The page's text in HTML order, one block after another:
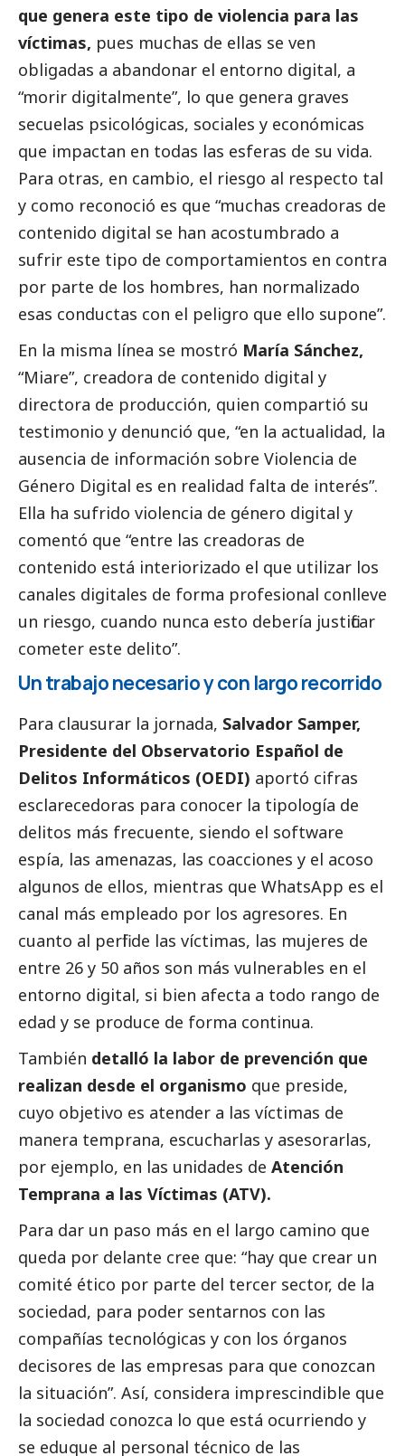
que genera este tipo de violencia para las
víctimas, pues muchas de ellas se ven
obligadas a abandonar el entorno digital, a
“morir digitalmente”, lo que genera graves
secuelas psicológicas, sociales y económicas
que impactan en todas las esferas de su vida.
Para otras, en cambio, el riesgo al respecto tal
y como reconoció es que “muchas creadoras de
contenido digital se han acostumbrado a
sufrir este tipo de comportamientos en contra
por parte de los hombres, han normalizado
esas conductas con el peligro que ello supone”.
En la misma línea se mostró María Sánchez,
“Miare”, creadora de contenido digital y
directora de producción, quien compartió su
testimonio y denunció que, “en la actualidad, la
ausencia de información sobre Violencia de
Género Digital es en realidad falta de interés”.
Ella ha sufrido violencia de género digital y
comentó que “entre las creadoras de
contenido está interiorizado el que utilizar los
canales digitales de forma profesional conlleve
un riesgo, cuando nunca esto debería justificar
cometer este delito”.
Un trabajo necesario y con largo recorrido
Para clausurar la jornada, Salvador Samper,
Presidente del Observatorio Español de
Delitos Informáticos (OEDI) aportó cifras
esclarecedoras para conocer la tipología de
delitos más frecuente, siendo el software
espía, las amenazas, las coacciones y el acoso
algunos de ellos, mientras que WhatsApp es el
canal más empleado por los agresores. En
cuanto al perfil de las víctimas, las mujeres de
entre 26 y 50 años son más vulnerables en el
entorno digital, si bien afecta a todo rango de
edad y se produce de forma continua.
También detalló la labor de prevención que
realizan desde el organismo que preside,
cuyo objetivo es atender a las víctimas de
manera temprana, escucharlas y asesorarlas,
por ejemplo, en las unidades de Atención
Temprana a las Víctimas (ATV).
Para dar un paso más en el largo camino que
queda por delante cree que: “hay que crear un
comité ético por parte del tercer sector, de la
sociedad, para poder sentarnos con las
compañías tecnológicas y con los órganos
decisores de las empresas para que conozcan
la situación”. Así, considera imprescindible que
la sociedad conozca lo que está ocurriendo y
se eduque al personal técnico de las